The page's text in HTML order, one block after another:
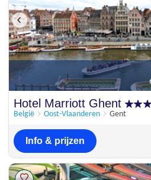
Hotel Marriott Ghent
België Oost-Vlaanderen Gent
Info & prijzen